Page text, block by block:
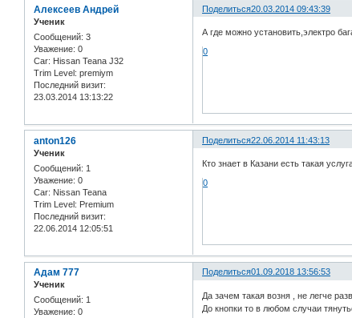
Поделиться20.03.2014 09:43:39
Алексеев Андрей
Ученик
Сообщений: 3
Уважение: 0
Car: Hissan Teana J32
Trim Level: premiym
Последний визит:
23.03.2014 13:13:22
А где можно установить,электро
0
Поделиться22.06.2014 11:43:13
anton126
Ученик
Сообщений: 1
Уважение: 0
Car: Nissan Teana
Trim Level: Premium
Последний визит:
22.06.2014 12:05:51
Кто знает в Казани есть такая
0
Поделиться01.09.2018 13:56:53
Адам 777
Ученик
Сообщений: 1
Уважение: 0
Да зачем такая возня , не легче
До кнопки то в любом случаи